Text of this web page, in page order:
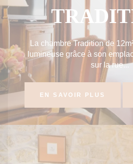
La chambre Tradition de
lumineuse grâce à son
sur la rue...
EN SAVOIR PLUS